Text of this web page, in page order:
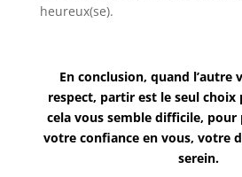
heureux(se).
En conclusion, quand l’autre
respect, partir est le seul choix
cela vous semble difficile,
votre confiance en vous, votre
serein.